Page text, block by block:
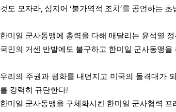
것도 모자라, 심지어 ‘불가역적 조치 ’를 공언하는 초
한미일 군사동맹에 총력을 다해 매달리는 윤석열
국민의 거센 반발에도 불구하고 한미일 군사동맹
우리의 주권과 평화를 내던지고 미국의 돌격대가
를 강력히 규탄한다!
한미일 군사동맹을 구체화시킨 한미일 군사협력